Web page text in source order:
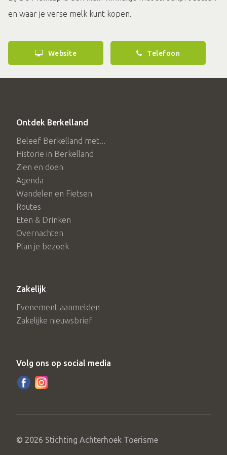
en waar je verse melk kunt kopen.
Website Telefoon
Ontdek Berkelland
Beleef Berkelland met...
Historie in Berkelland
Zien en doen
Agenda
Wandelen en Fietsen
Routes
Eten & Drinken
Overnachten
Plan je bezoek
Zakelijk
Evenement aanmelden
Zakelijke nieuwsbrief
Volg ons op social media
© 2026 Stichting Achterhoek Toerisme